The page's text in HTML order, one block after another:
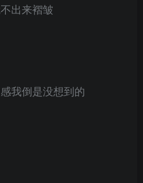
出来褶皱
我倒是没想到的